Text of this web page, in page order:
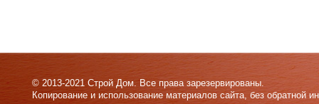
© 2013-2021 Строй Дом. Все права зарезервированы.
Копирование и использование материалов сайта, без обратной